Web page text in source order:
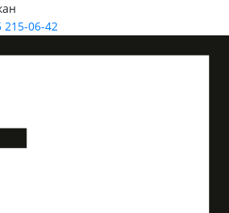
215-06-42